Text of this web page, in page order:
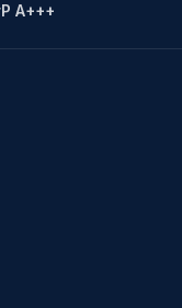
A+++